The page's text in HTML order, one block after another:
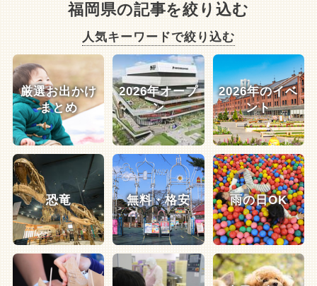
福岡県の記事を絞り込む
人気キーワードで絞り込む
厳選お出かけ
まとめ
2026年オープ
ン
2026年のイベ
ント
恐竜 無料・格安 雨の日OK